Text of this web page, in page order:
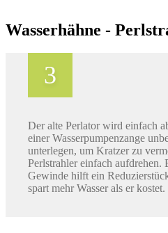
Wasserhähne -
Der alte Perlator wird einfach
einer Wasserpumpenzange
unterlegen, um Kratzer zu
Perlstrahler einfach aufdrehen.
Gewinde hilft ein
spart mehr Wasser als er kostet.